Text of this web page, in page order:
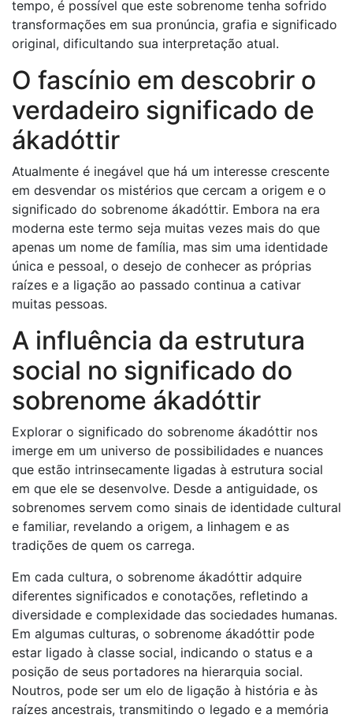
tempo, é possível que este sobrenome tenha sofrido
transformações em sua pronúncia, grafia e significado
original, dificultando sua interpretação atual.
O fascínio em descobrir o
verdadeiro significado de
ákadóttir
Atualmente é inegável que há um interesse crescente
em desvendar os mistérios que cercam a origem e o
significado do sobrenome ákadóttir. Embora na era
moderna este termo seja muitas vezes mais do que
apenas um nome de família, mas sim uma identidade
única e pessoal, o desejo de conhecer as próprias
raízes e a ligação ao passado continua a cativar
muitas pessoas.
A influência da estrutura
social no significado do
sobrenome ákadóttir
Explorar o significado do sobrenome ákadóttir nos
imerge em um universo de possibilidades e nuances
que estão intrinsecamente ligadas à estrutura social
em que ele se desenvolve. Desde a antiguidade, os
sobrenomes servem como sinais de identidade cultural
e familiar, revelando a origem, a linhagem e as
tradições de quem os carrega.
Em cada cultura, o sobrenome ákadóttir adquire
diferentes significados e conotações, refletindo a
diversidade e complexidade das sociedades humanas.
Em algumas culturas, o sobrenome ákadóttir pode
estar ligado à classe social, indicando o status e a
posição de seus portadores na hierarquia social.
Noutros, pode ser um elo de ligação à história e às
raízes ancestrais, transmitindo o legado e a memória